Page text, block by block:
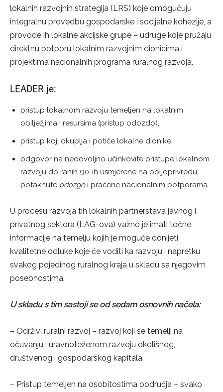
lokalnih razvojnih strategija (LRS) koje omogućuju
integralnu provedbu gospodarske i socijalne kohezije, a
provode ih lokalne akcijske grupe – udruge koje pružaju
direktnu potporu lokalnim razvojnim dionicima i
projektima nacionalnih programa ruralnog razvoja.
LEADER je:
pristup lokalnom razvoju temeljen na lokalnim
obilježjima i resursima (pristup odozdo),
pristup koji okuplja i potiče lokalne dionike,
odgovor na nedovoljno učinkovite pristupe lokalnom
razvoju do ranih 90-ih usmjerene na poljoprivredu,
potaknute odozgoi praćene nacionalnim potporama.
U procesu razvoja tih lokalnih partnerstava javnog i
privatnog sektora (LAG-ova) važno je imati točne
informacije na temelju kojih je moguće donijeti
kvalitetne odluke koje će voditi ka razvoju i napretku
svakog pojedinog ruralnog kraja u skladu sa njegovim
posebnostima.
U skladu s tim sastoji se od sedam osnovnih načela:
– Održivi ruralni razvoj – razvoj koji se temelji na
očuvanju i uravnoteženom razvoju okolišnog,
društvenog i gospodarskog kapitala.
– Pristup temeljen na osobitostima područja – svako